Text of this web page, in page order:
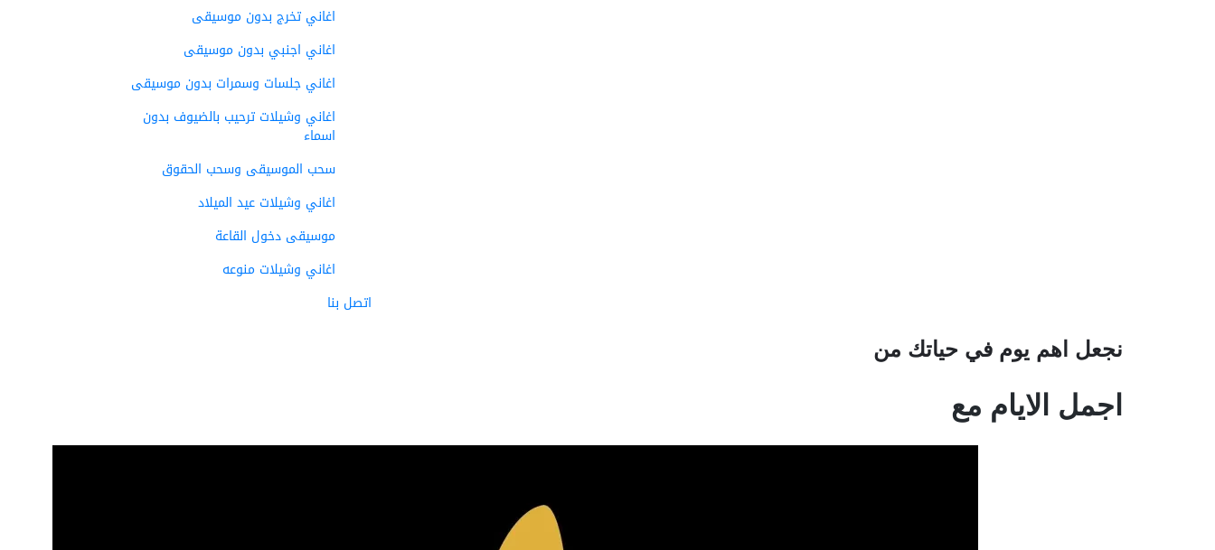
اغاني تخرج بدون موسيقى
اغاني اجنبي بدون موسيقى
اغاني جلسات وسمرات بدون موسيقى
اغاني وشيلات ترحيب بالضيوف بدون
اسماء
سحب الموسيقى وسحب الحقوق
اغاني وشيلات عيد الميلاد
موسيقى دخول القاعة
اغاني وشيلات منوعه
اتصل بنا
نجعل اهم يوم في حياتك من
اجمل الايام مع